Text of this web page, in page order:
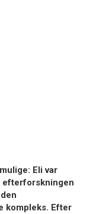
Eli var
efterforskningen
kompleks. Efter